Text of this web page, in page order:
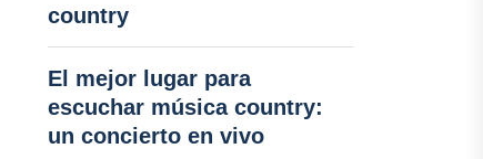
country
El mejor lugar para
escuchar música country:
un concierto en vivo